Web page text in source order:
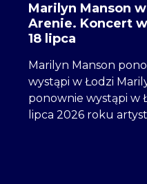
Marilyn Manson
Arenie. Koncert
18 lipca
Marilyn Manson
wystąpi w Łodzi
ponownie wystąpi w
lipca 2026 roku